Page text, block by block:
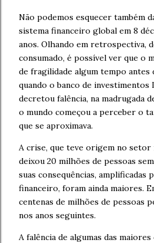
Não podemos esquecer também
sistema financeiro global em 8
anos. Olhando em retrospectiva,
consumado, é possível ver que o
de fragilidade algum tempo antes
quando o banco de
decretou falência, na madrugada
o mundo começou a perceber o
que se aproximava.
A crise, que teve origem no
deixou 20 milhões de pessoas
suas consequências, amplificadas
financeiro, foram ainda maiores.
centenas de milhões de pessoas
nos anos seguintes.
A falência de algumas das